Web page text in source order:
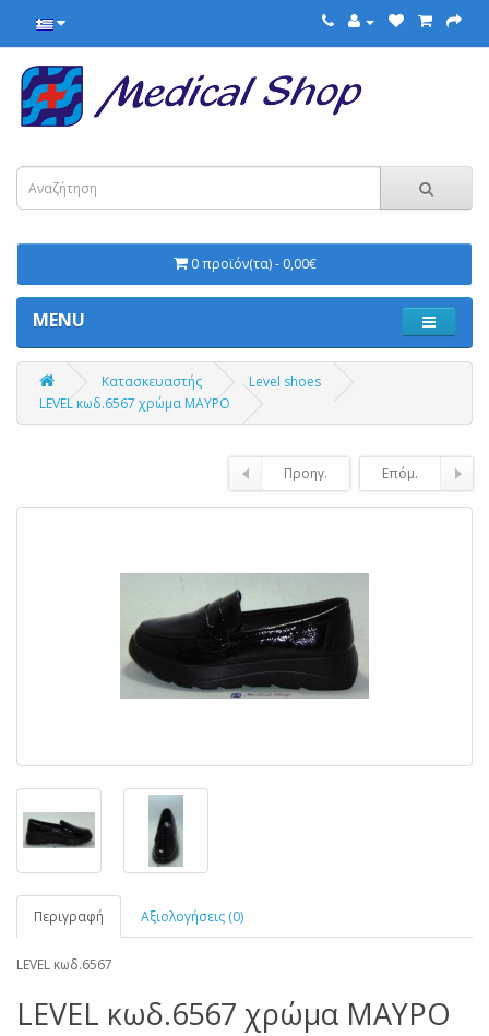
0 προϊόν(τα) - 0,00€
MENU
Κατασκευαστής
Level shoes
LEVEL κωδ.6567 χρώμα ΜΑΥΡΟ
Προηγ. Επόμ.
Περιγραφή Αξιολογήσεις (0)
LEVEL κωδ.6567
LEVEL κωδ.6567 χρώμα ΜΑΥΡΟ